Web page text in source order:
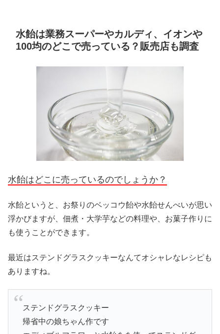
水飴は業務スーパーやカルディ、イオンや
100均のどこで売っている？販売店も調査
水飴はどこに売っているのでしょうか？
水飴というと、お祭りのベッコウ飴や水飴せんべいが思い
浮かびますが、佃煮・大学芋などの料理や、お菓子作りに
も使うことができます。
最近はステンドグラスクッキーなんてオシャレなレシピも
ありますね。
ステンドグラスクッキー
帰省中の娘ちゃん作です